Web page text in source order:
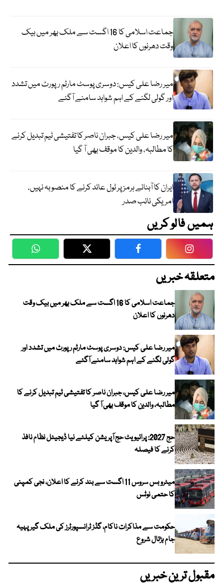
جماعت اسلامی کا 16 اگست سے ملک بھر میں بیک
وقت دھرنوں کا اعلان
میر رضا علی کیس: دوسری پوسٹ مارٹم رپورٹ میں تشدد
اور گولی لگنے کے اہم شواہد سامنے آگئے
میر رضا علی کیس، جبران ناصر کا تفتیشی ٹیم تبدیل کرنے
کا مطالبہ، والدین کا موقف بھی آ گیا
ایران کا آبنائے ہرمز پر ٹول عائد کرنے کا منصوبہ نہیں،
امریکی نائب صدر
ہمیں فالو کریں
WhatsApp Twitter Facebook
متعلقہ خبریں
جماعت اسلامی کا 16 اگست سے ملک بھر میں بیک وقت
دھرنوں کا اعلان
میر رضا علی کیس: دوسری پوسٹ مارٹم رپورٹ میں تشدد اور
گولی لگنے کے اہم شواہد سامنے آگئے
میر رضا علی کیس، جبران ناصر کا تفتیشی ٹیم تبدیل کرنے کا
مطالبہ، والدین کا موقف بھی آ گیا
حج 2027: پرائیویٹ حج آپریشن کیلئے نیا ڈیجیٹل نظام نافذ
کرنے کا فیصلہ
میٹرو بس سروس 11 اگست سے بند کرنے کا اعلان، نجی کمپنی
کا حتمی نوٹس
حکومت سے مذاکرات ناکام، گڈز ٹرانسپورٹرز کی ملک گیر پہیہ
جام ہڑتال شروع
مقبول ترین خبریں